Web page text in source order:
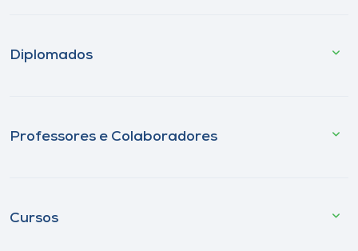
Diplomados
Professores e Colaboradores
Cursos